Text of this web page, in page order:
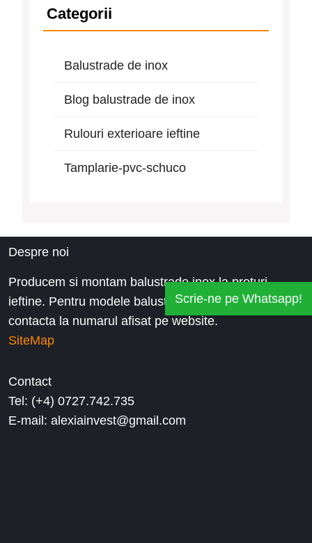
Categorii
Balustrade de inox
Blog balustrade de inox
Rulouri exterioare ieftine
Tamplarie-pvc-schuco
Despre noi
Producem si montam balustrade inox la preturi
ieftine. Pentru modele balustrade de inox, ne puteti
contacta la numarul afisat pe website.
SiteMap
Contact
Tel: (+4) 0727.742.735
E-mail: alexiainvest@gmail.com
Scrie-ne pe Whatsapp!